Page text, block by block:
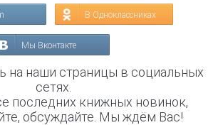
В Одноклассниках
Мы Вконтакте
на наши страницы в социальных
сетях.
последних книжных новинок,
обсуждайте. Мы ждём Вас!